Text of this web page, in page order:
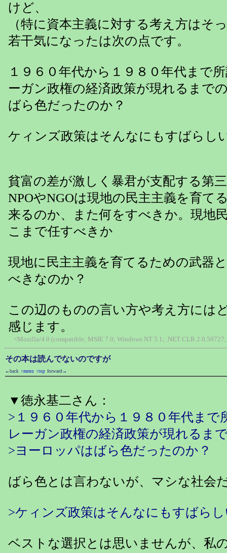
けど、
（特に資本主義に対する考え方はそ
若干気になったは次の点です。
１９６０年代から１９８０年代まで
ーガン政権の経済政策が現れるまで
ばら色だったのか？
ケィンズ政策はそんなにもすばらし
貧富の差が激しく暴君が支配する第
NPOやNGOは現地の民主主義を育て
来るのか、また何をすべきか。現地
こまで任すべきか
現地に民主主義を育てるための武器
べきなのか？
この辺のものの言い方や考え方には
感じます。
<Mozilla/4.0 (compatible; MSIE 7.0; Windows NT 5.1; .NET CLR
その本は読んでないのですが
←back ↑menu ↑top forward→
▼徳永基二さん：
>１９６０年代から１９８０年代まで
レーガン政権の経済政策が現れるま
>ヨーロッパはばら色だったのか？
ばら色とは言わないが、マシな社会
>ケィンズ政策はそんなにもすばら
ベストな選択とは思いませんが、私